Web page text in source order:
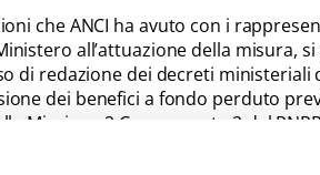
che ANCI ha avuto con i
all’attuazione della misura,
di redazione dei decreti
dei benefici a fondo perduto
Missione 2 Componente 2 del
primi mesi del 2024.